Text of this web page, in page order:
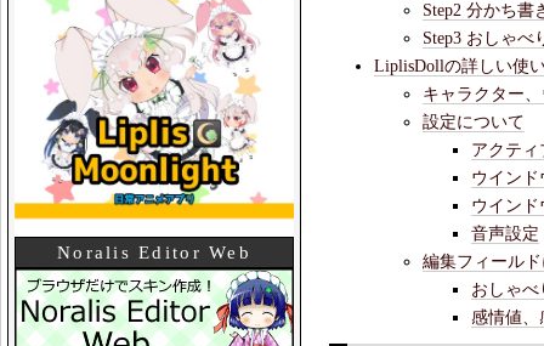
Step2 分かち書
Step3 おしゃ
LiplisDollの詳しい使
キャラクター
設定について
アクティ
ウインド
ウイン
音声設定
編集フィール
おしゃべ
感情値、
Noralis Editor Web